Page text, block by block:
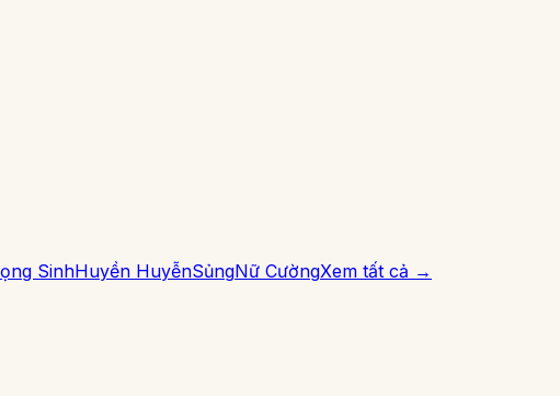
SinhHuyền HuyễnSủngNữ CườngXem tất cả →